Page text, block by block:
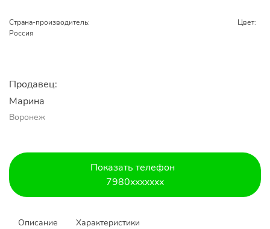
Страна-производитель:
Россия
Цвет:
Продавец:
Марина
Воронеж
Показать телефон
7980xxxxxxx
Описание Характеристики